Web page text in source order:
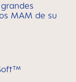
MAM de su